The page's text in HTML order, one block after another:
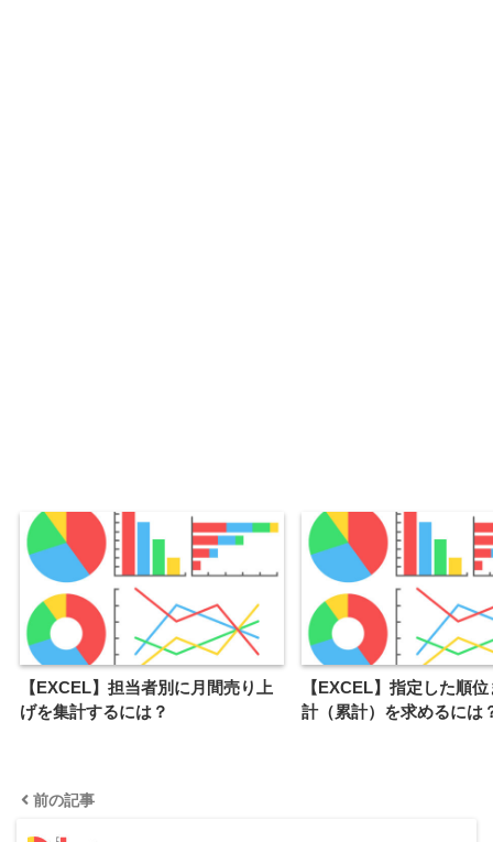
【EXCEL】担当者別に月間売り上
げを集計するには？
【EXCEL】指定した順
計（累計）を求めるには
前の記事